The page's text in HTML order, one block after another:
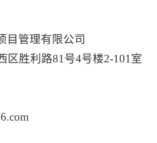
目管理有限公司
胜利路81号4号楼2-101室